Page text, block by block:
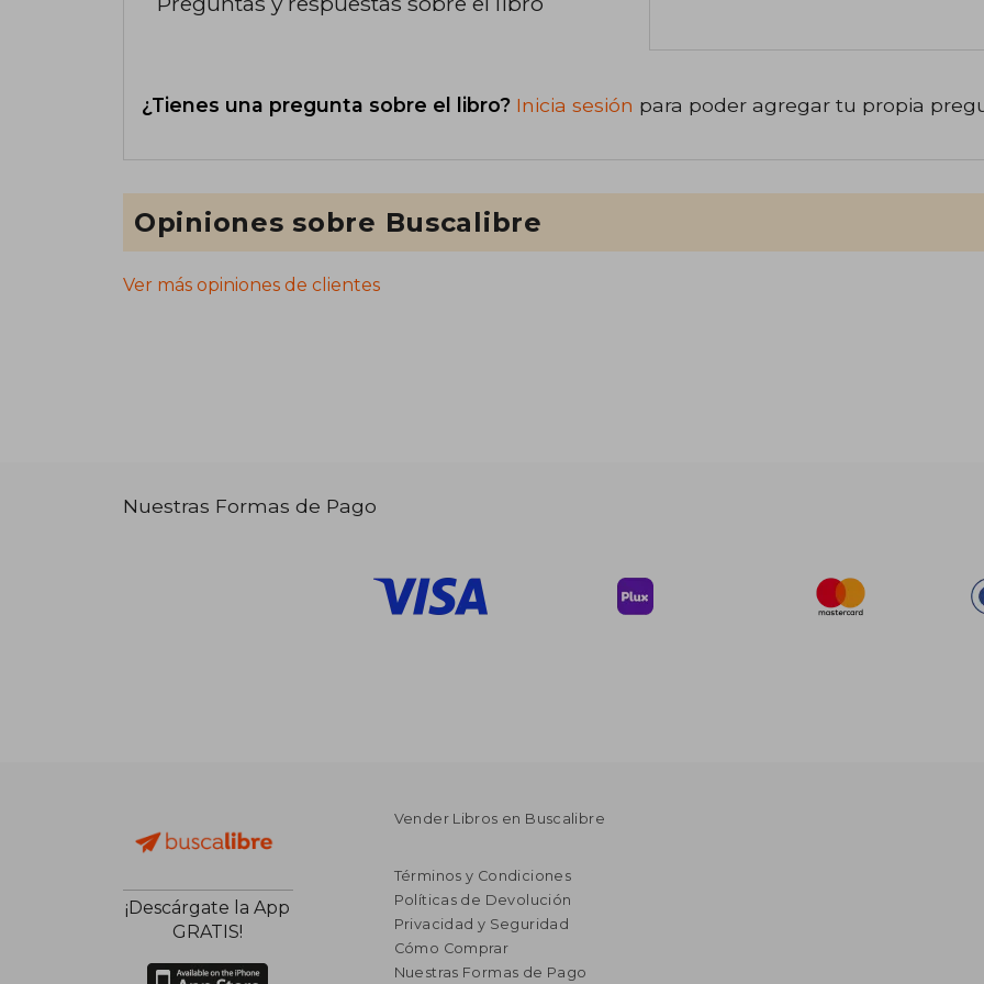
¿Tienes una pregunta sobre el libro? Inicia sesión para poder agregar tu propia
Opiniones sobre Buscalibre
Ver más opiniones de clientes
Nuestras Formas de Pago
¡Descárgate la App
GRATIS!
Vender Libros en Buscalibre
Términos y Condiciones
Políticas de Devolución
Privacidad y Seguridad
Cómo Comprar
Nuestras Formas de Pago